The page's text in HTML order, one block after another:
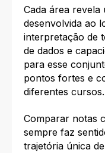
Cada área revela
desenvolvida ao
interpretação de
de dados e
para esse
pontos fortes e
diferentes cursos.
Comparar notas
sempre faz
trajetória única